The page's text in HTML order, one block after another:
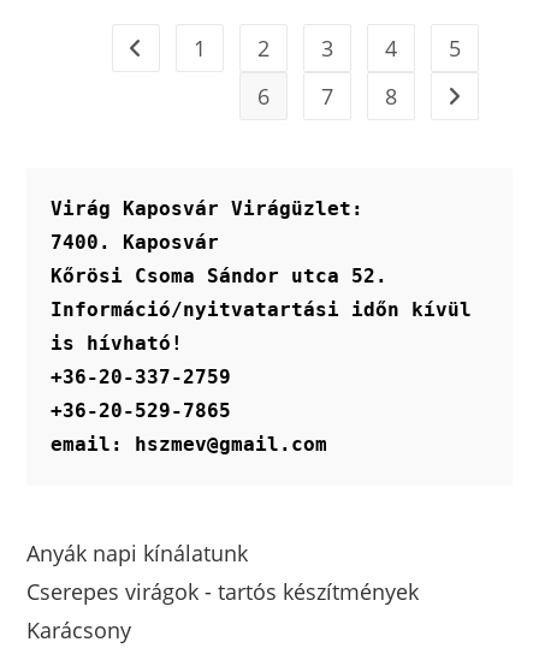
1 2 3 4
5
6
7 8
Virág Kaposvár Virágüzlet:
7400. Kaposvár
Kőrösi Csoma Sándor utca 52.
Információ/nyitvatartási időn kívül
is hívható!
+36-20-337-2759
+36-20-529-7865
email: hszmev@gmail.com
Anyák napi kínálatunk
Cserepes virágok - tartós készítmények
Karácsony